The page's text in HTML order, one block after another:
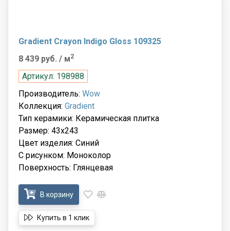
Gradient Crayon Indigo Gloss 109325
8 439 руб. / м2
Артикул: 198988
Производитель: Wow
Коллекция: Gradient
Тип керамики: Керамическая плитка
Размер: 43x243
Цвет изделия: Синий
С рисунком: Моноколор
Поверхность: Глянцевая
В корзину
Купить в 1 клик